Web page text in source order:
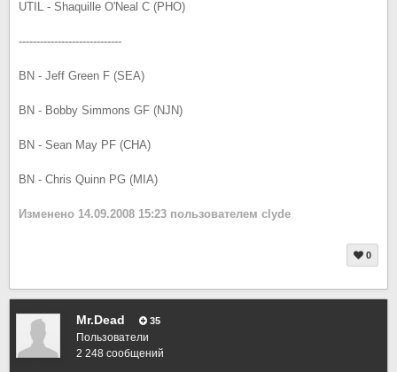
UTIL - Shaquille O'Neal C (PHO)
-----------------------------
BN - Jeff Green F (SEA)
BN - Bobby Simmons GF (NJN)
BN - Sean May PF (CHA)
BN - Chris Quinn PG (MIA)
Изменено 14.09.2008 15:23 пользователем clyde
0
Mr.Dead 35
Пользователи
2 248 сообщений